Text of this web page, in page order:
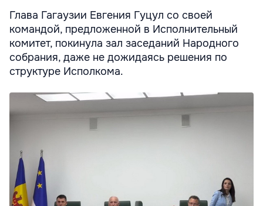
Глава Гагаузии Евгения Гуцул со своей
командой, предложенной в Исполнительный
комитет, покинула зал заседаний Народного
собрания, даже не дожидаясь решения по
структуре Исполкома.